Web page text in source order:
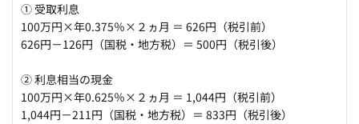
① 受取利息
100万円×年0.375％×２ヵ月 ＝ 626円（税引前）
626円－126円（国税・地方税）＝ 500円（税引後）
② 利息相当の現金
100万円×年0.625％×２ヵ月 ＝ 1,044円（税引前）
1,044円－211円（国税・地方税）＝ 833円（税引後）